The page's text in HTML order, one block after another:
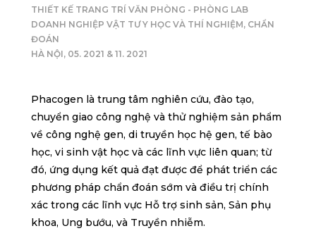
THIẾT KẾ TRANG TRÍ VĂN PHÒNG - PHÒNG LAB
DOANH NGHIỆP VẬT TƯ Y HỌC VÀ THÍ NGHIỆM, CHẨN
ĐOÁN
HÀ NỘI, 05. 2021 & 11. 2021
Phacogen là trung tâm nghiên cứu, đào tạo,
chuyển giao công nghệ và thử nghiệm sản phẩm
về công nghệ gen, di truyền học hệ gen, tế bào
học, vi sinh vật học và các lĩnh vực liên quan; từ
đó, ứng dụng kết quả đạt được để phát triển các
phương pháp chẩn đoán sớm và điều trị chính
xác trong các lĩnh vực Hỗ trợ sinh sản, Sản phụ
khoa, Ung bướu, và Truyền nhiễm.